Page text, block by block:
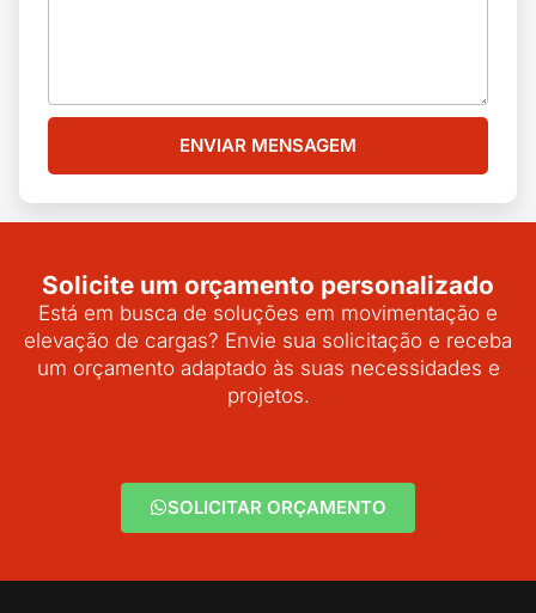
ENVIAR MENSAGEM
Solicite um orçamento personalizado
Está em busca de soluções em movimentação e
elevação de cargas? Envie sua solicitação e receba
um orçamento adaptado às suas necessidades e
projetos.
SOLICITAR ORÇAMENTO